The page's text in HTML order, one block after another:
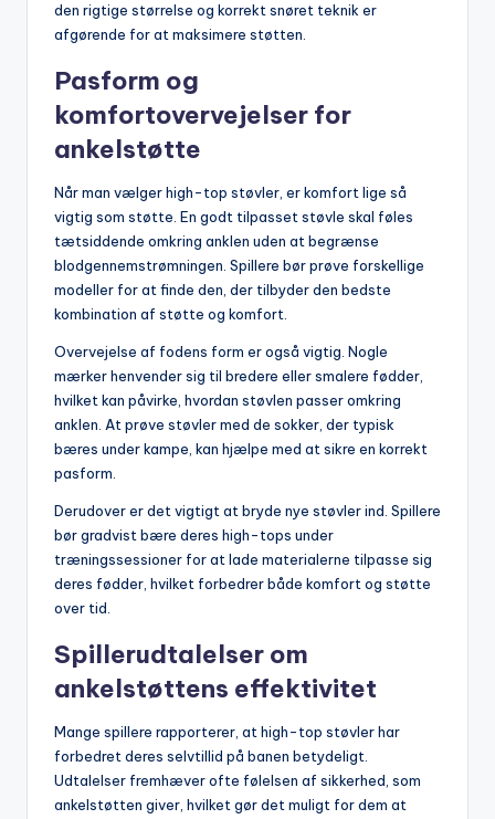
den rigtige størrelse og korrekt snøret teknik er
afgørende for at maksimere støtten.
Pasform og
komfortovervejelser for
ankelstøtte
Når man vælger high-top støvler, er komfort lige så
vigtig som støtte. En godt tilpasset støvle skal føles
tætsiddende omkring anklen uden at begrænse
blodgennemstrømningen. Spillere bør prøve forskellige
modeller for at finde den, der tilbyder den bedste
kombination af støtte og komfort.
Overvejelse af fodens form er også vigtig. Nogle
mærker henvender sig til bredere eller smalere fødder,
hvilket kan påvirke, hvordan støvlen passer omkring
anklen. At prøve støvler med de sokker, der typisk
bæres under kampe, kan hjælpe med at sikre en korrekt
pasform.
Derudover er det vigtigt at bryde nye støvler ind. Spillere
bør gradvist bære deres high-tops under
træningssessioner for at lade materialerne tilpasse sig
deres fødder, hvilket forbedrer både komfort og støtte
over tid.
Spillerudtalelser om
ankelstøttens effektivitet
Mange spillere rapporterer, at high-top støvler har
forbedret deres selvtillid på banen betydeligt.
Udtalelser fremhæver ofte følelsen af sikkerhed, som
ankelstøtten giver, hvilket gør det muligt for dem at